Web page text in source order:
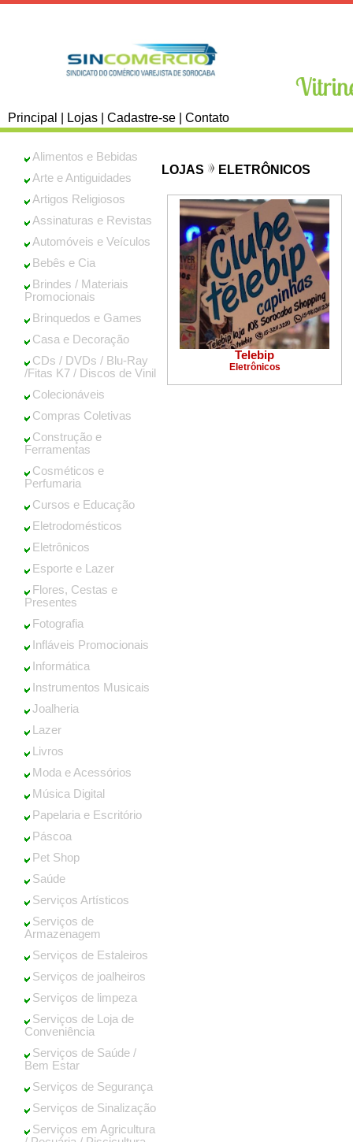
Principal Lojas Cadastre-se Contato
Alimentos e Bebidas
Arte e Antiguidades
Artigos Religiosos
Assinaturas e Revistas
Automóveis e Veículos
Bebês e Cia
Brindes / Materiais
Promocionais
Brinquedos e Games
Casa e Decoração
CDs / DVDs / Blu-Ray
/Fitas K7 / Discos de Vinil
Colecionáveis
Compras Coletivas
Construção e
Ferramentas
Cosméticos e
Perfumaria
Cursos e Educação
Eletrodomésticos
Eletrônicos
Esporte e Lazer
Flores, Cestas e
Presentes
Fotografia
Infláveis Promocionais
Informática
Instrumentos Musicais
Joalheria
Lazer
Livros
Moda e Acessórios
Música Digital
Papelaria e Escritório
Páscoa
Pet Shop
Saúde
Serviços Artísticos
Serviços de
Armazenagem
Serviços de Estaleiros
Serviços de joalheiros
Serviços de limpeza
Serviços de Loja de
Conveniência
Serviços de Saúde /
Bem Estar
Serviços de Segurança
Serviços de Sinalização
Serviços em Agricultura
LOJAS ELETRÔNICOS
Telebip
Eletrônicos